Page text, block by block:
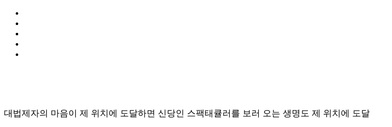
대법제자의 마음이 제 위치에 도달하면 신당인 스팩태큘러를 보러 오는 생명도 제 위치에 도달